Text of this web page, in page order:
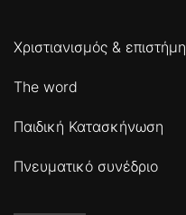
Χριστιανισμός & επιστήμη
The word
Παιδική Κατασκήνωση
Πνευματικό συνέδριο